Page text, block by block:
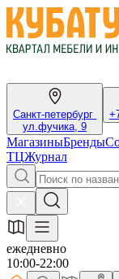
Санкт-петербург
ул.фучика, 9
МагазиныБренды
ТЦЖурнал
ежедневно
10:00-22:00